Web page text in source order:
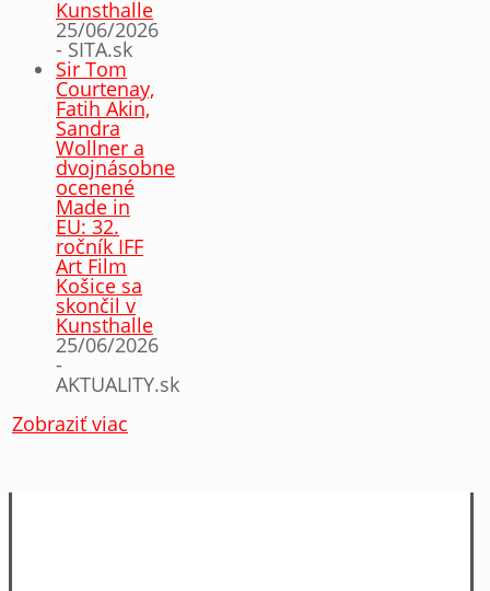
Kunsthalle
25/06/2026
- SITA.sk
Sir Tom
Courtenay,
Fatih Akin,
Sandra
Wollner a
dvojnásobne
ocenené
Made in
EU: 32.
ročník IFF
Art Film
Košice sa
skončil v
Kunsthalle
25/06/2026
-
AKTUALITY.sk
Zobraziť viac